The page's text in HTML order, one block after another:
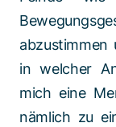
in welcher
mich eine
nämlich zu